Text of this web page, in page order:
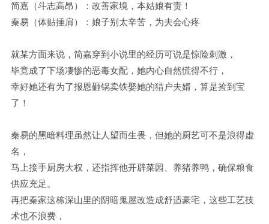
简嘉（斗志高昂）：改善家境，本姑娘有责！
秦易（体贴捶肩）：娘子别太辛苦，为夫会心疼
就某方面来说，简嘉穿到小说里的经历可说是惊险刺激，
毕竟成了下场凄惨的恶毒女配，她内心自然慌得不行，
幸好她还有为了报恩砸锅卖铁娶她的猎户夫婿，算是捡到宝
了！
秦易的黑暗料理虽然让人望而生畏，但她的厨艺可不是浪得虚
名，
马上接手厨房大权，还指挥他开辟菜园、养猪养鸭，确保粮食
供应充足。
再把秦家这栋深山里的阴暗鬼屋改造成舒适豪宅，这些工艺技
术也不浪费，